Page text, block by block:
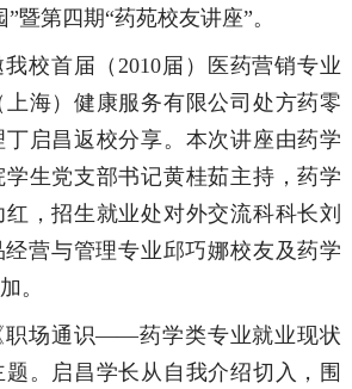
暨第四期“药苑校友讲座”。
校首届（2010届）医药营销专业
海）健康服务有限公司处方药零
启昌返校分享。本次讲座由药学
学生党支部书记黄桂茹主持，药学
，招生就业处对外交流科科长刘
经营与管理专业邱巧娜校友及药学
。
职场通识——药学类专业就业现状
。启昌学长从自我介绍切入，围